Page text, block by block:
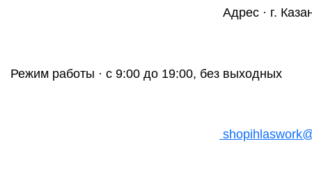
Адрес · г.
Режим работы · с 9:00 до 19:00, без выходных